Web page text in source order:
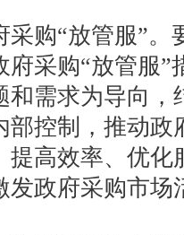
“放管服”。
采购“放管服”
和需求为导向，
部控制，推动政
提高效率、优化
发政府采购市场